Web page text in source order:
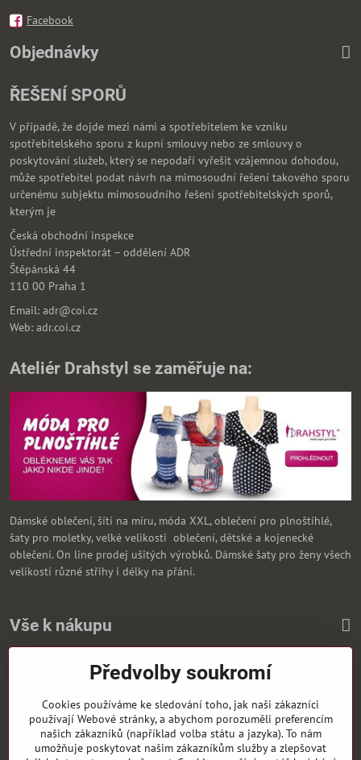
Facebook
Objednávky
ŘEŠENÍ SPORŮ
V případě, že dojde mezi námi a spotřebitelem ke vzniku
spotřebitelského sporu z kupní smlouvy nebo ze smlouvy o
poskytování služeb, který se nepodaří vyřešit vzájemnou dohodou,
může spotřebitel podat návrh na mimosoudní řešení takového sporu
určenému subjektu mimosoudního řešení spotřebitelských sporů,
kterým je
Česká obchodní inspekce
Ústřední inspektorát – oddělení ADR
Štěpánská 44
110 00 Praha 1
Email: adr@coi.cz
Web: adr.coi.cz
Ateliér Drahstyl se zaměřuje na:
Dámské oblečení, šítí na míru, móda XXL, oblečení pro plnoštíhlé,
šaty pro moletky, velké velikosti oblečení, dětské a kojenecké
oblečení. On line prodej ušitých výrobků. Dámské šaty pro ženy všech
velikostí různé střihy i délky na přání.
Vše k nákupu
Zasíláme i na SlovenskoPředvolby soukromí
Cookies používáme ke sledování toho, jak naši zákazníci
používají Webové stránky, a abychom porozuměli preferencím
našich zákazníků (například volba státu a jazyka). To nám
umožňuje poskytovat našim zákazníkům služby a zlepšovat